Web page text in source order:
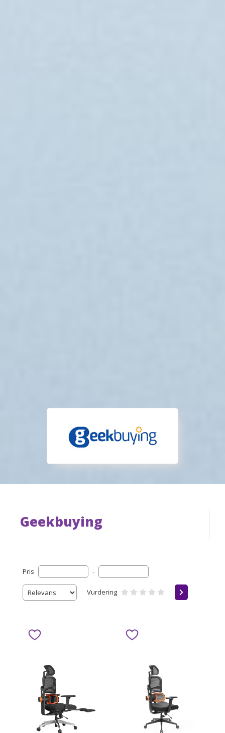
Geekbuying
Pris -
Vurdering